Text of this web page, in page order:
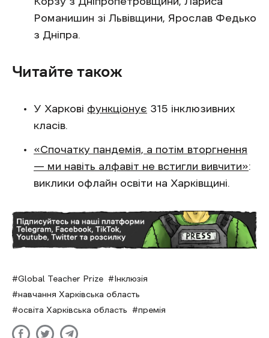
Романишин зі Львівщини, Ярослав Федько
з Дніпра.
Читайте також
У Харкові функціонує 315 інклюзивних
класів.
«Спочатку пандемія, а потім вторгнення
— ми навіть алфавіт не встигли вивчити»:
виклики офлайн освіти на Харківщині.
Global Teacher Prize
Інклюзія
навчання Харківська область
освіта Харківська область
премія